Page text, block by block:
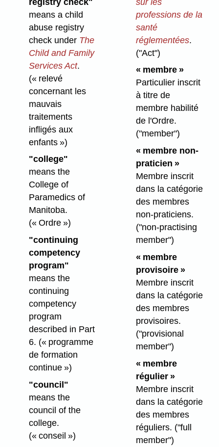
means a child
abuse registry
check under The
Child and Family
Services Act.
(« relevé
concernant les
mauvais
traitements
infligés aux
enfants »)
"college"
means the
College of
Paramedics of
Manitoba.
(« Ordre »)
"continuing
competency
program"
means the
continuing
competency
program
described in Part
6. (« programme
de formation
continue »)
"council"
means the
council of the
college.
(« conseil »)
professions de la
santé
réglementées.
("Act")
« membre »
Particulier inscrit
à titre de
membre habilité
de l'Ordre.
("member")
« membre non-
praticien »
Membre inscrit
dans la catégorie
des membres
non-praticiens.
("non-practising
member")
« membre
provisoire »
Membre inscrit
dans la catégorie
des membres
provisoires.
("provisional
member")
« membre
régulier »
Membre inscrit
dans la catégorie
des membres
réguliers. ("full
member")